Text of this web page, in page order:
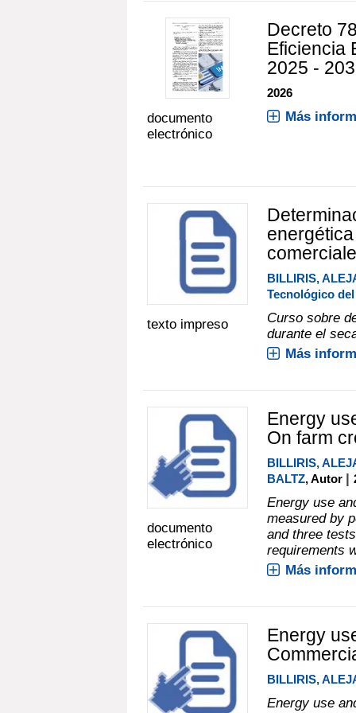
documento
electrónico
Decreto
Eficiencia
2025 -
2026
Más
texto impreso
BILLIRIS,
Tecnológico
Curso sobre
durante el
Más
documento
electrónico
Energy
On farm
BILLIRIS,
BALTZ, Autor |
Energy use
measured by
and three
requirements
Más
Energy
BILLIRIS,
Energy use